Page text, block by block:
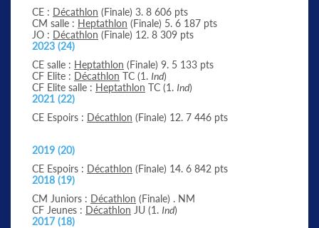
CE : Décathlon (Finale) 3. 8 606 pts
CM salle : Heptathlon (Finale) 5. 6 187 pts
JO : Décathlon (Finale) 12. 8 309 pts
2023 (24)
CE salle : Heptathlon (Finale) 9. 5 133 pts
CF Elite : Décathlon TC (1. Ind)
CF Elite salle : Heptathlon TC (1. Ind)
2021 (22)
CE Espoirs : Décathlon (Finale) 12. 7 446 pts
2019 (20)
CE Espoirs : Décathlon (Finale) 14. 6 842 pts
2018 (19)
CM Juniors : Décathlon (Finale) . NM
CF Jeunes : Décathlon JU (1. Ind)
2017 (18)